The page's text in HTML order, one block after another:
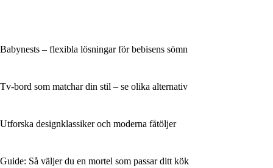
Babynests – flexibla lösningar för bebisens sömn
Tv-bord som matchar din stil – se olika alternativ
Utforska designklassiker och moderna fåtöljer
Guide: Så väljer du en mortel som passar ditt kök